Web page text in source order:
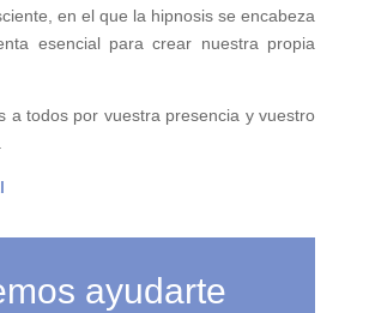
en el que la hipnosis se encabeza
esencial para crear nuestra propia
a todos por vuestra presencia y vuestro
ayudarte